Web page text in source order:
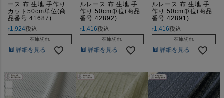
ース 布 生地 手作り
カット50cm単位(商
品番号:41687)
¥1,924税込
在庫切れ
詳細を見る
ルレース 布 生地 手
作り 50cm単位(商品
番号:42892)
¥1,416税込
在庫切れ
詳細を見る
ルレース 布 生地 手
作り 50cm単位(商品
番号:42891)
¥1,416税込
在庫切れ
詳細を見る